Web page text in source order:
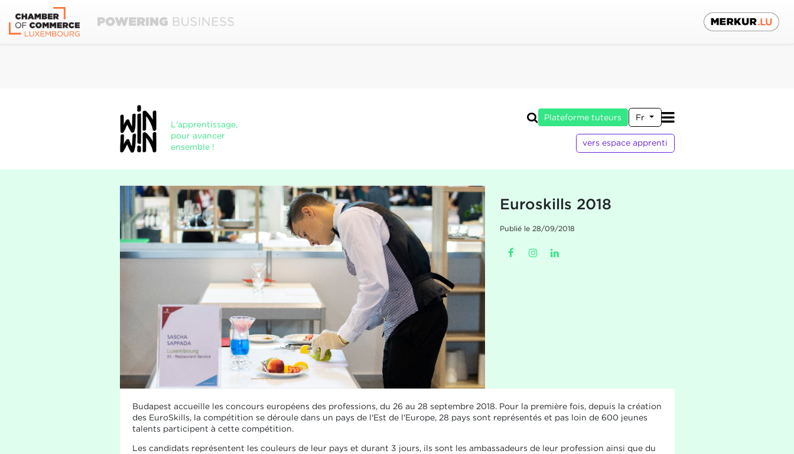
L'apprentissage,
pour avancer
ensemble !
Plateforme tuteurs Fr
vers espace apprenti
Euroskills 2018
Publié le 28/09/2018
Budapest accueille les concours européens des professions, du 26 au 28 septembre 2018. Pour la première fois, depuis la création
des EuroSkills, la compétition se déroule dans un pays de l'Est de l'Europe, 28 pays sont représentés et pas loin de 600 jeunes
talents participent à cette compétition.
Les candidats représentent les couleurs de leur pays et durant 3 jours, ils sont les ambassadeurs de leur profession ainsi que du